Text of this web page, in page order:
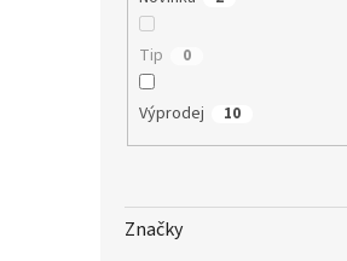
Tip 0
Výprodej 10
Značky